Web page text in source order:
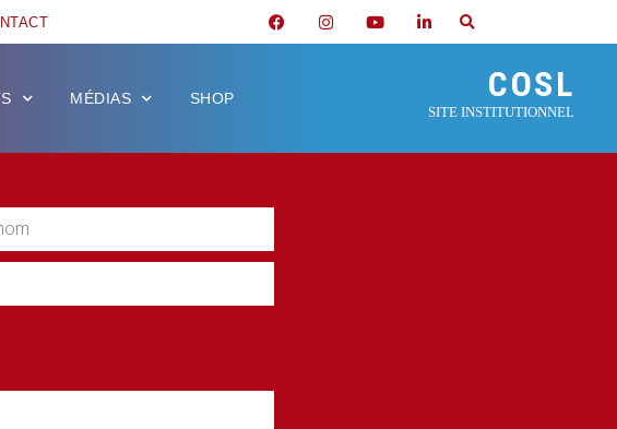
MÉDIAS SHOP COSL
SITE INSTITUTIONNEL